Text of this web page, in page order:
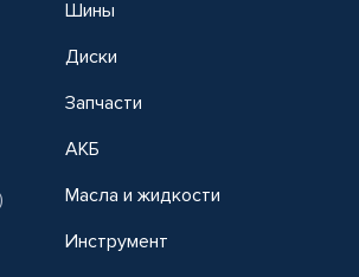
Шины
Диски
Запчасти
АКБ
Масла и жидкости
Инструмент